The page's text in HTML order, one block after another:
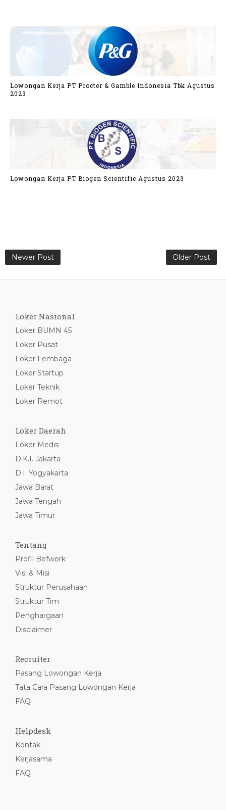
Lowongan Kerja PT Procter & Gamble Indonesia Tbk Agustus
2023
Lowongan Kerja PT Biogen Scientific Agustus 2023
Newer Post Older Post
Loker Nasional
Loker BUMN 45
Loker Pusat
Loker Lembaga
Loker Startup
Loker Teknik
Loker Remot
Loker Daerah
Loker Medis
D.K.I. Jakarta
D.I. Yogyakarta
Jawa Barat
Jawa Tengah
Jawa Timur
Tentang
Profil Befwork
Visi & Misi
Struktur Perusahaan
Struktur Tim
Penghargaan
Disclaimer
Recruiter
Pasang Lowongan Kerja
Tata Cara Pasang Lowongan Kerja
FAQ
Helpdesk
Kontak
Kerjasama
FAQ